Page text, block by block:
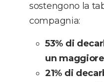
sostengono la
compagnia:
53% di
un
21% di